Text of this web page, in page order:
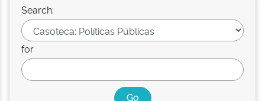
Search:
for